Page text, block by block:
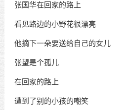
张国华在回家的路上
看见路边的小野花很漂亮
他摘下一朵要送给自己的女儿
张望是个孤儿
在回家的路上
遭到了别的小孩的嘲笑